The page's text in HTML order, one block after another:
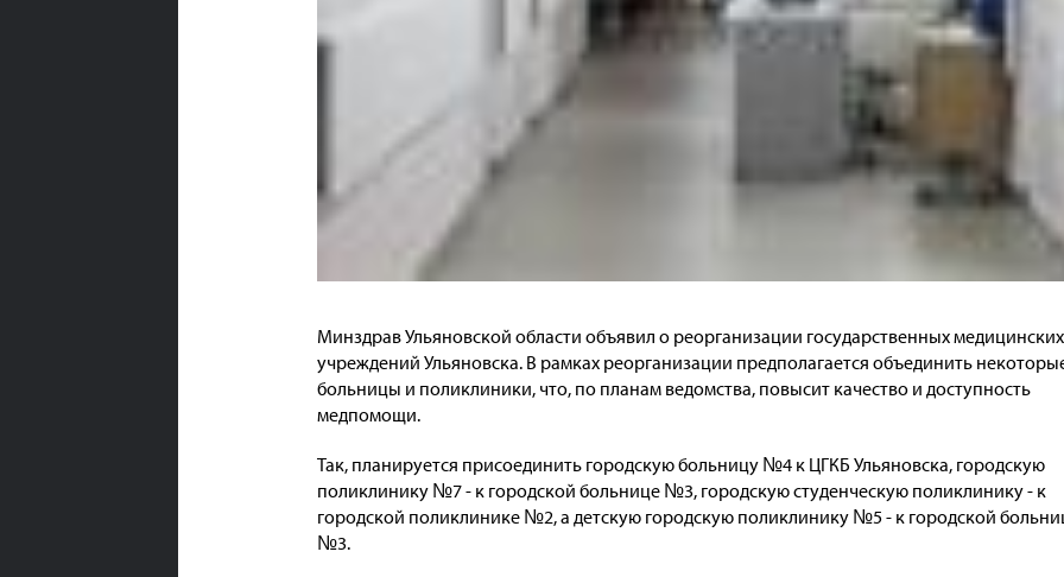
Минздрав Ульяновской области объявил о реорганизации государственных медицинских
учреждений Ульяновска. В рамках реорганизации предполагается объединить
больницы и поликлиники, что, по планам ведомства, повысит качество и доступность
медпомощи.
Так, планируется присоединить городскую больницу №4 к ЦГКБ Ульяновска, городскую
поликлинику №7 - к городской больнице №3, городскую студенческую поликлинику - к
городской поликлинике №2, а детскую городскую поликлинику №5 - к городской
№3.